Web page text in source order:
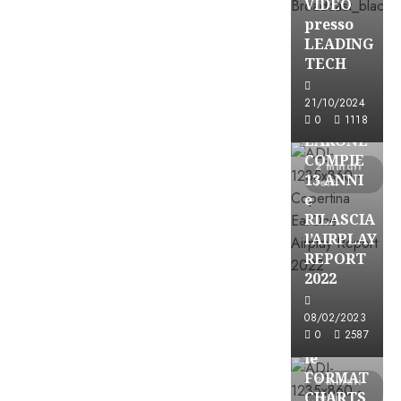
VIDEO
presso
LEADING
TECH
21/10/2024
0
1118
2 minuti
letti
Partnership
EARONE
COMPIE
13 ANNI
e
RILASCIA
l’AIRPLAY
REPORT
2022
08/02/2023
0
2587
3 minuti
letti
Partnership
le
FORMAT